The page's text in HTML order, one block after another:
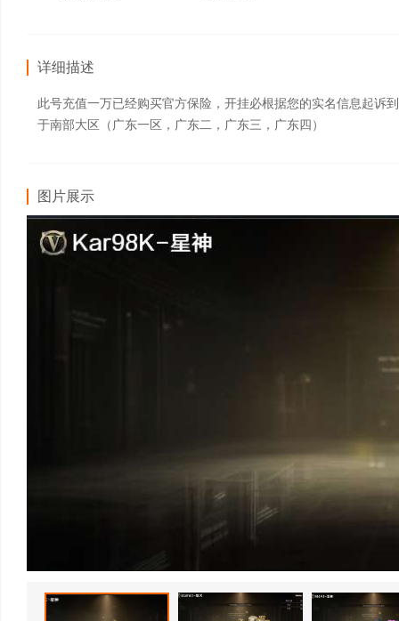
详细描述
此号充值一万已经购买官方保险，开挂必根据您的实名信息起诉
于南部大区（广东一区，广东二，广东三，广东四）
图片展示